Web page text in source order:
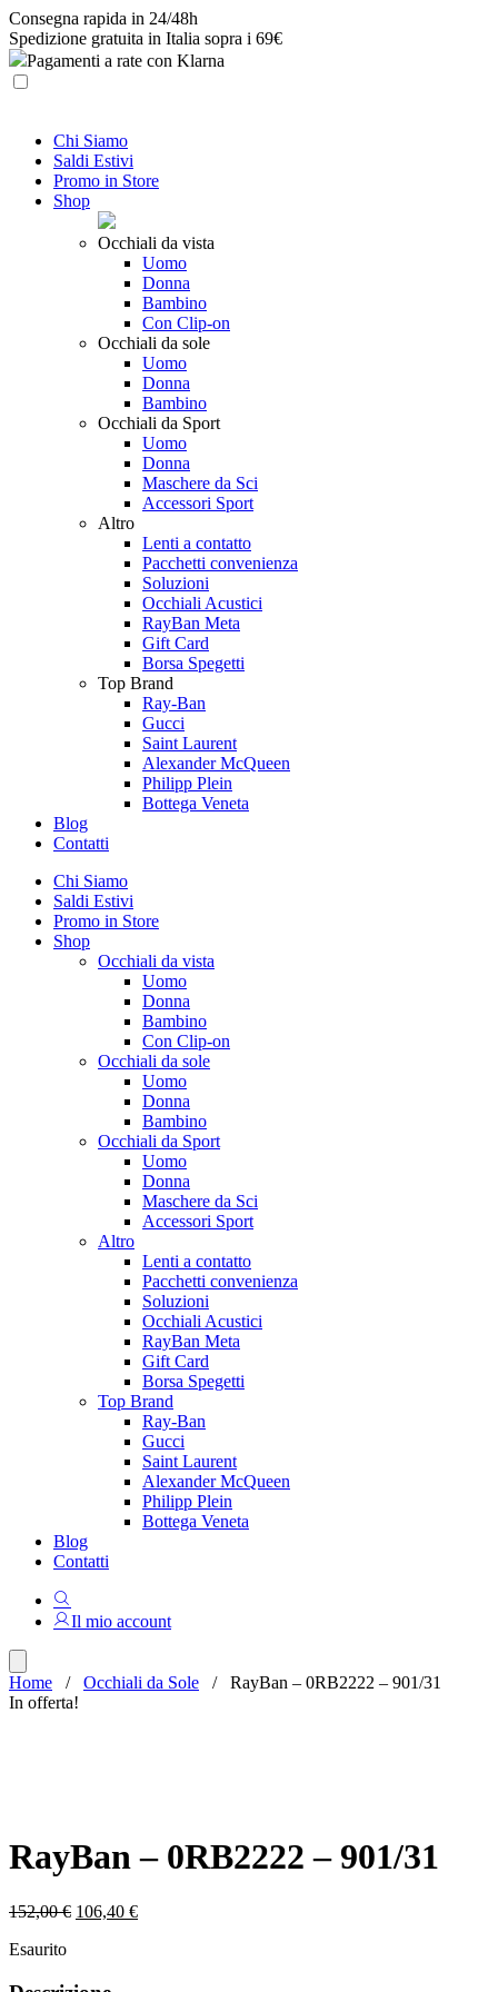
Skip
to
content
Consegna rapida in 24/48h
Spedizione gratuita in Italia sopra i 69€
Pagamenti a rate con Klarna
Chi Siamo
Saldi Estivi
Promo in Store
Shop
Occhiali da vista
Uomo
Donna
Bambino
Con Clip-on
Occhiali da sole
Uomo
Donna
Bambino
Occhiali da Sport
Uomo
Donna
Maschere da Sci
Accessori Sport
Altro
Lenti a contatto
Pacchetti convenienza
Soluzioni
Occhiali Acustici
RayBan Meta
Gift Card
Borsa Spegetti
Top Brand
Ray-Ban
Gucci
Saint Laurent
Alexander McQueen
Philipp Plein
Bottega Veneta
Blog
Contatti
Chi Siamo
Saldi Estivi
Promo in Store
Shop
Occhiali da vista
Uomo
Donna
Bambino
Con Clip-on
Occhiali da sole
Uomo
Donna
Bambino
Occhiali da Sport
Uomo
Donna
Maschere da Sci
Accessori Sport
Altro
Lenti a contatto
Pacchetti convenienza
Soluzioni
Occhiali Acustici
RayBan Meta
Gift Card
Borsa Spegetti
Top Brand
Ray-Ban
Gucci
Saint Laurent
Alexander McQueen
Philipp Plein
Bottega Veneta
Blog
Contatti
Il mio account
Home / Occhiali da Sole / RayBan – 0RB2222 – 901/31
In offerta!
RayBan – 0RB2222 – 901/31
152,00€ Il106,40 €Il
Esaurito